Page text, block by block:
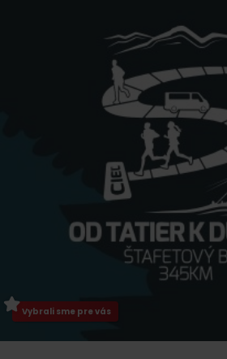
Vybrali sme pre vás